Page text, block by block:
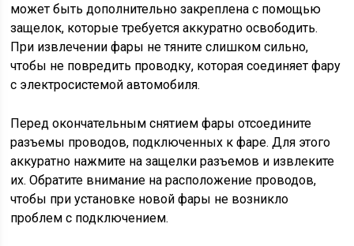
может быть дополнительно закреплена с помощью
защелок, которые требуется аккуратно освободить.
При извлечении фары не тяните слишком сильно,
чтобы не повредить проводку, которая соединяет фару
с электросистемой автомобиля.
Перед окончательным снятием фары отсоедините
разъемы проводов, подключенных к фаре. Для этого
аккуратно нажмите на защелки разъемов и извлеките
их. Обратите внимание на расположение проводов,
чтобы при установке новой фары не возникло
проблем с подключением.